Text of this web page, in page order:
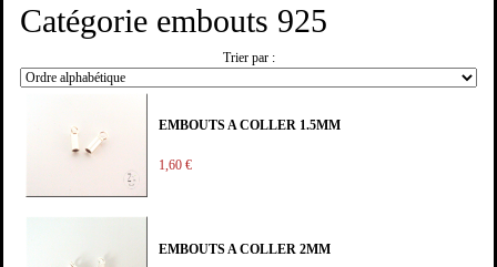
Catégorie embouts 925
Trier par :
EMBOUTS A COLLER 1.5MM
1,60 €
EMBOUTS A COLLER 2MM